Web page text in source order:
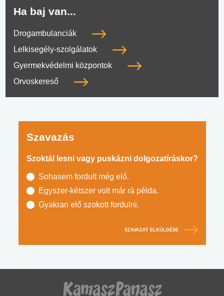
Ha baj van...
Drogambulanciák
Lelkisegély-szolgálatok
Gyermekvédelmi központok
Orvoskereső
Szavazás
Szoktál lesni vagy puskázni dolgozatíráskor?
Sohasem fordult még elő.
Egyszer-kétszer volt már rá példa.
Gyakran elő szokott fordulni.
SZAVAZAT ELKÜLDÉSE